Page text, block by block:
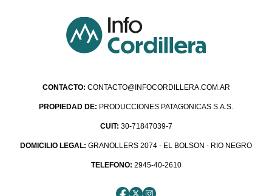
CONTACTO: CONTACTO@INFOCORDILLERA.COM.AR
PROPIEDAD DE: PRODUCCIONES PATAGONICAS S.A.S.
CUIT: 30-71847039-7
DOMICILIO LEGAL: GRANOLLERS 2074 - EL BOLSON - RIO NEGRO
TELEFONO: 2945-40-2610